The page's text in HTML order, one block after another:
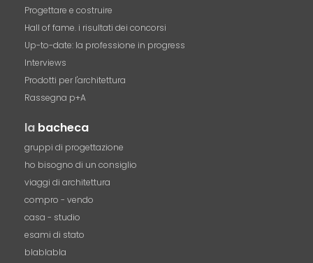
Progettare e costruire
Hall of fame. i risultati dei concorsi
Up-to-date: la professione in progress
Interviews
Prodotti per l'architettura
Rassegna p+A
la bacheca
gruppi di progettazione
ho bisogno di un consiglio
viaggi di architettura
compro - vendo
casa - studio
esami di stato
blablabla